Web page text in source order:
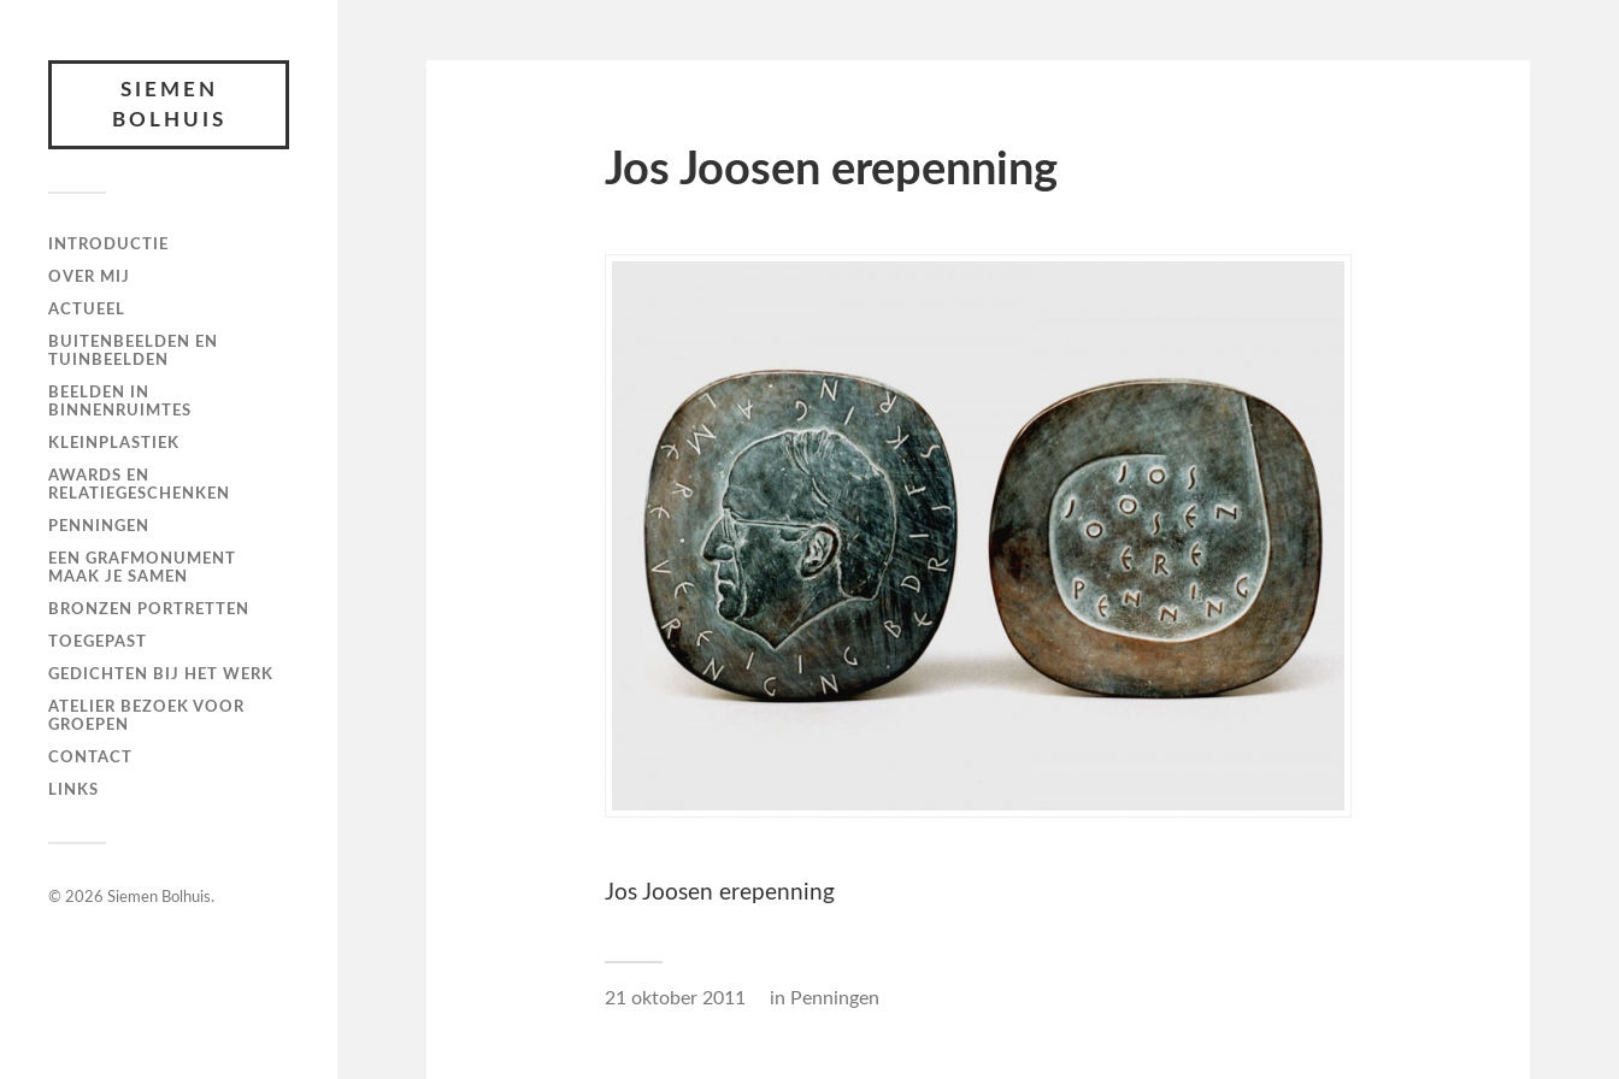
SIEMEN
BOLHUIS
INTRODUCTIE
OVER MIJ
ACTUEEL
BUITENBEELDEN EN
TUINBEELDEN
BEELDEN IN
BINNENRUIMTES
KLEINPLASTIEK
AWARDS EN
RELATIEGESCHENKEN
PENNINGEN
EEN GRAFMONUMENT
MAAK JE SAMEN
BRONZEN PORTRETTEN
TOEGEPAST
GEDICHTEN BIJ HET WERK
ATELIER BEZOEK VOOR
GROEPEN
CONTACT
LINKS
© 2026 Siemen Bolhuis.
Jos Joosen erepenning
Jos Joosen erepenning
21 oktober 2011 in Penningen